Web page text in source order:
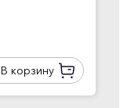
В корзину